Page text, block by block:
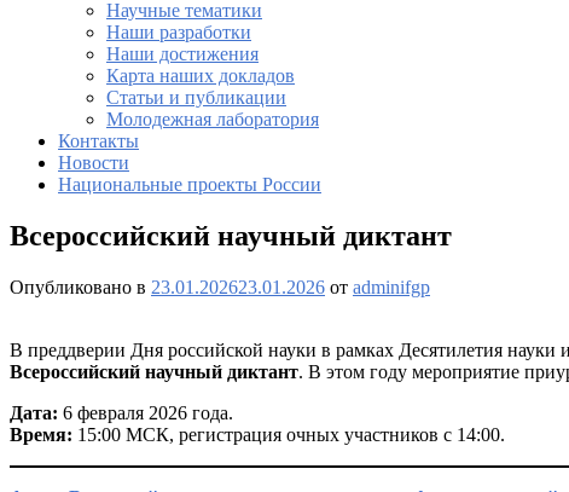
Научные тематики
Наши разработки
Наши достижения
Карта наших докладов
Статьи и публикации
Молодежная лаборатория
Контакты
Новости
Национальные проекты России
Всероссийский научный диктант
Опубликовано в 23.01.202623.01.2026 от adminifgp
В преддверии Дня российской науки в рамках Десятилетия
Всероссийский научный диктант. В этом году мероприятие
Дата: 6 февраля 2026 года.
Время: 15:00 МСК, регистрация очных участников с 14:00.